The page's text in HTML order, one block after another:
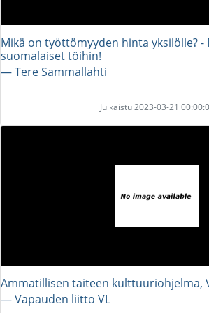
Mikä on työttömyyden hinta yksilölle? -
suomalaiset töihin!
― Tere Sammallahti
Julkaistu 2023-03-21
Ammatillisen taiteen kulttuuriohjelma,
― Vapauden liitto VL